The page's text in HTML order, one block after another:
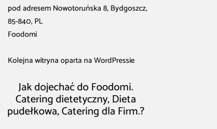
pod adresem Nowotoruńska 8, Bydgoszcz,
85-840, PL
Foodomi
Kolejna witryna oparta na WordPressie
Jak dojechać do Foodomi.
Catering dietetyczny, Dieta
pudełkowa, Catering dla Firm.?